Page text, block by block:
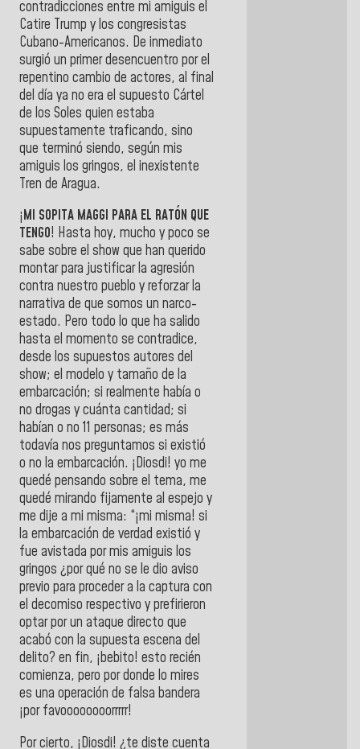
contradicciones entre mi amiguis el
Catire Trump y los congresistas
Cubano-Americanos. De inmediato
surgió un primer desencuentro por el
repentino cambio de actores, al final
del día ya no era el supuesto Cártel
de los Soles quien estaba
supuestamente traficando, sino
que terminó siendo, según mis
amiguis los gringos, el inexistente
Tren de Aragua.
¡MI SOPITA MAGGI PARA EL RATÓN QUE
TENGO! Hasta hoy, mucho y poco se
sabe sobre el show que han querido
montar para justificar la agresión
contra nuestro pueblo y reforzar la
narrativa de que somos un narco-
estado. Pero todo lo que ha salido
hasta el momento se contradice,
desde los supuestos autores del
show; el modelo y tamaño de la
embarcación; si realmente había o
no drogas y cuánta cantidad; si
habían o no 11 personas; es más
todavía nos preguntamos si existió
o no la embarcación. ¡Diosdi! yo me
quedé pensando sobre el tema, me
quedé mirando fijamente al espejo y
me dije a mi misma: “¡mi misma! si
la embarcación de verdad existió y
fue avistada por mis amiguis los
gringos ¿por qué no se le dio aviso
previo para proceder a la captura con
el decomiso respectivo y prefirieron
optar por un ataque directo que
acabó con la supuesta escena del
delito? en fin, ¡bebito! esto recién
comienza, pero por donde lo mires
es una operación de falsa bandera
¡por favoooooooorrrrr!
Por cierto, ¡Diosdi! ¿te diste cuenta